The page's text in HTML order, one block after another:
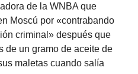
de la WNBA que
Moscú por «contrabando
criminal» después que
de un gramo de aceite de
maletas cuando salía